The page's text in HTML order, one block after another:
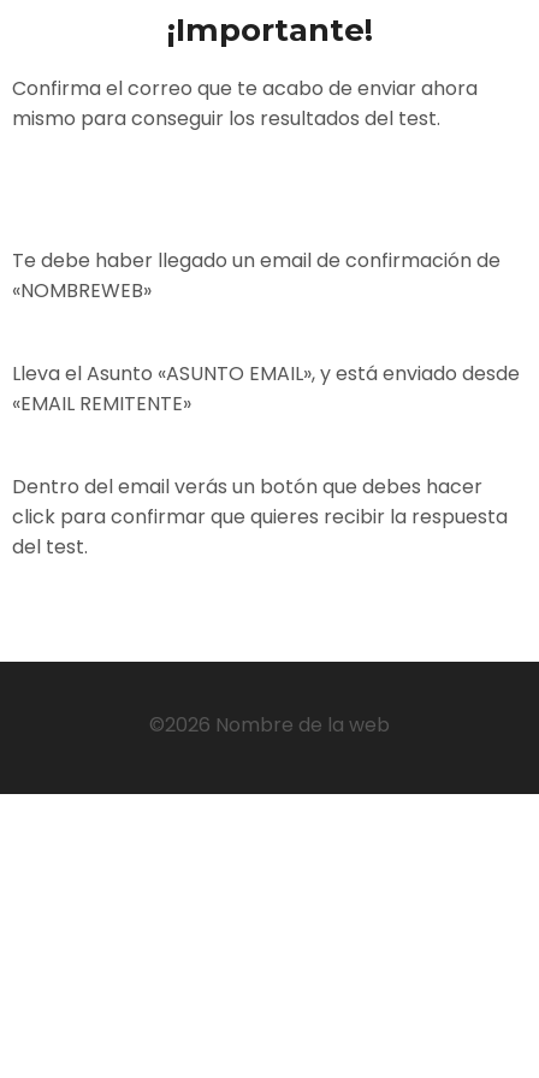
¡Importante!
Confirma el correo que te acabo de enviar ahora
mismo para conseguir los resultados del test.
Te debe haber llegado un email de confirmación de
«NOMBREWEB»
Lleva el Asunto «ASUNTO EMAIL», y está enviado desde
«EMAIL REMITENTE»
Dentro del email verás un botón que debes hacer
click para confirmar que quieres recibir la respuesta
del test.
©2026 Nombre de la web